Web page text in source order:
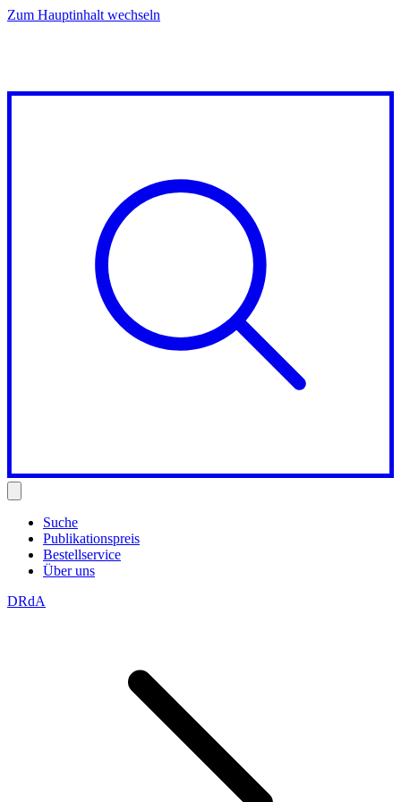
Zum Hauptinhalt wechseln
Suche
Publikationspreis
Bestellservice
Über uns
DRdA